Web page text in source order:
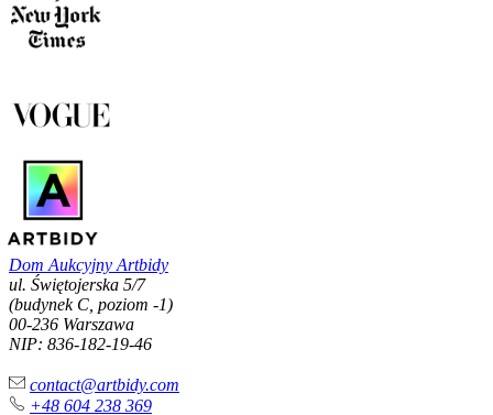
Dom Aukcyjny Artbidy
ul. Świętojerska 5/7
(budynek C, poziom -1)
00-236 Warszawa
NIP: 836-182-19-46
contact@artbidy.com
+48 604 238 369